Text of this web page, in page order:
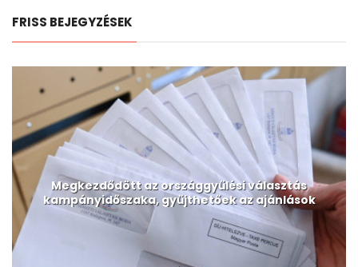
FRISS BEJEGYZÉSEK
Megkezdődött az országgyűlési választás
kampányidőszaka, gyűjthetőek az ajánlások